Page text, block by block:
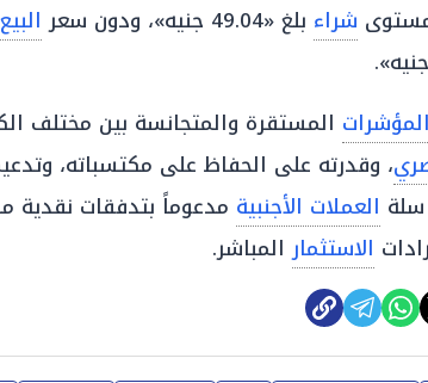
شراء بلغ «49.04 جنيه»، ودون سعر البيع
المؤشرات المستقرة والمتجانسة بين مختلف
، وقدرته على الحفاظ على مكتسباته،
سلة العملات الأجنبية مدعوماً بتدفقات نقدية
الاستثمارالمباشر.